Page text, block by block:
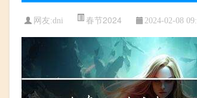
网友:dni 春节2024 2024-02-08